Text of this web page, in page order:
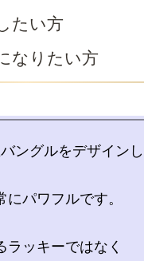
たい方
なりたい方
ングルをデザイン
パワフルです。
ラッキーではなく